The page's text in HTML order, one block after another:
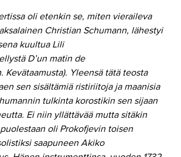
oli etenkin se, miten vieraileva
Christian Schumann, lähestyi
kuultua Lili
D’un matin de
Kevätaamusta). Yleensä tätä teosta
sen sisältämiä ristiriitoja ja maanisia
tulkinta korostikin sen sijaan
Ei niin yllättävää mutta sitäkin
oli Prokofjevin toisen
saapuneen Akiko